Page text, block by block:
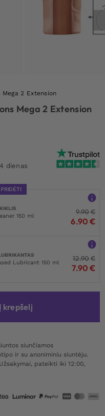
2 Extension
Mega 2 Extension
dienas
150 ml
9.90€
6.90 €
Lubricant 150 ml
12.90€
7.90 €
Į krepšelį
siunčiamos
ir su anoniminiu siuntėju.
Užsakymai, pateikti iki 12:00,